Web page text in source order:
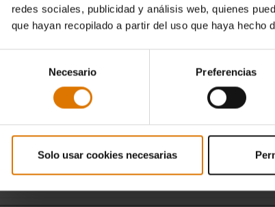
redes sociales, publicidad y análisis web, quienes
que hayan recopilado a partir del uso que haya hecho
consentimiento
Necesario Preferencias
Solo usar cookies necesarias